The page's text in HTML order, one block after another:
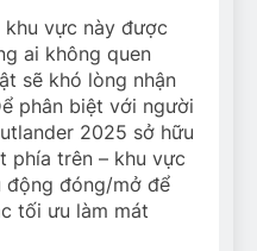
vực này được
ai không quen
sẽ khó lòng nhận
phân biệt với người
2025 sở hữu
phía trên – khu vực
động đóng/mở để
tối ưu làm mát